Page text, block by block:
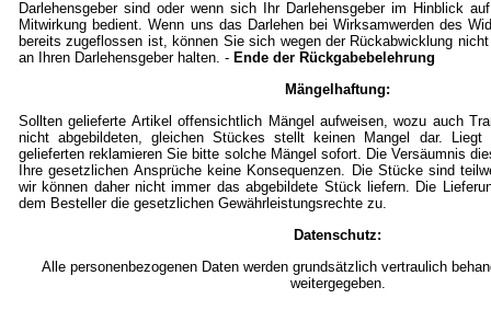
Darlehensgeber sind oder wenn sich Ihr Darlehensgeber im Hinblick
Mitwirkung bedient. Wenn uns das Darlehen bei Wirksamwerden des
bereits zugeflossen ist, können Sie sich wegen der Rückabwicklung
an Ihren Darlehensgeber halten. - Ende der Rückgabebelehrung
Mängelhaftung:
Sollten gelieferte Artikel offensichtlich Mängel aufweisen, wozu auch
nicht abgebildeten, gleichen Stückes stellt keinen Mangel dar.
gelieferten reklamieren Sie bitte solche Mängel sofort. Die Versäumnis
Ihre gesetzlichen Ansprüche keine Konsequenzen. Die Stücke sind
wir können daher nicht immer das abgebildete Stück liefern. Die
dem Besteller die gesetzlichen Gewährleistungsrechte zu.
Datenschutz:
Alle personenbezogenen Daten werden grundsätzlich vertraulich
weitergegeben.